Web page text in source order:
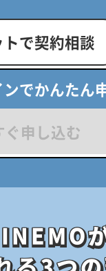
で契約相談
でかんたん
ぐ申し込む